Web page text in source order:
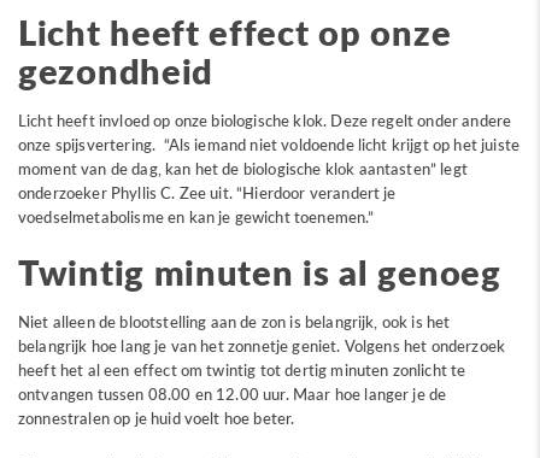
Licht heeft effect op onze
gezondheid
Licht heeft invloed op onze biologische klok. Deze regelt onder andere
onze spijsvertering. “Als iemand niet voldoende licht krijgt op het juiste
moment van de dag, kan het de biologische klok aantasten” legt
onderzoeker Phyllis C. Zee uit. “Hierdoor verandert je
voedselmetabolisme en kan je gewicht toenemen.”
Twintig minuten is al genoeg
Niet alleen de blootstelling aan de zon is belangrijk, ook is het
belangrijk hoe lang je van het zonnetje geniet. Volgens het onderzoek
heeft het al een effect om twintig tot dertig minuten zonlicht te
ontvangen tussen 08.00 en 12.00 uur. Maar hoe langer je de
zonnestralen op je huid voelt hoe beter.